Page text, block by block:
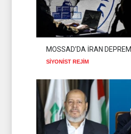
MOSSAD'DA İRAN
SİYONİST REJİM